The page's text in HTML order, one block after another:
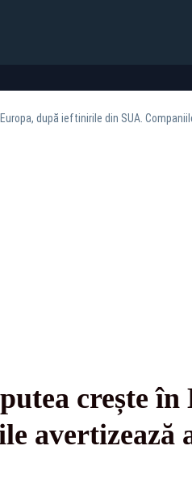
după ieftinirile din SUA.
crește în
avertizează